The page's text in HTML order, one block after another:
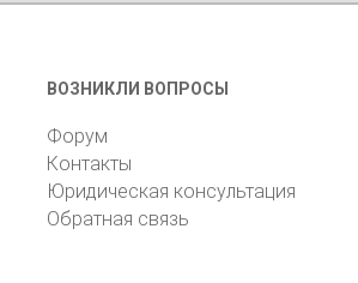
ВОЗНИКЛИ ВОПРОСЫ
Форум
Контакты
Юридическая консультация
Обратная связь